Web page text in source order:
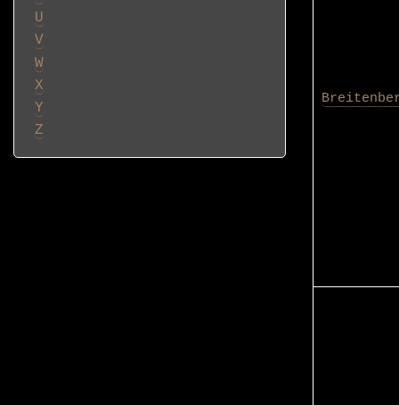
U
V
W
X
Y
Z